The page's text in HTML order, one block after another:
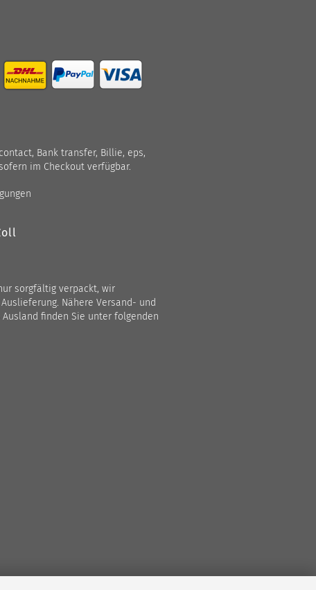
Bank transfer, Billie, eps,
im Checkout verfügbar.
sorgfältig verpackt, wir
Nähere Versand- und
finden Sie unter folgenden